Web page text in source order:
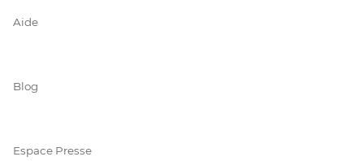
Aide
Blog
Espace Presse